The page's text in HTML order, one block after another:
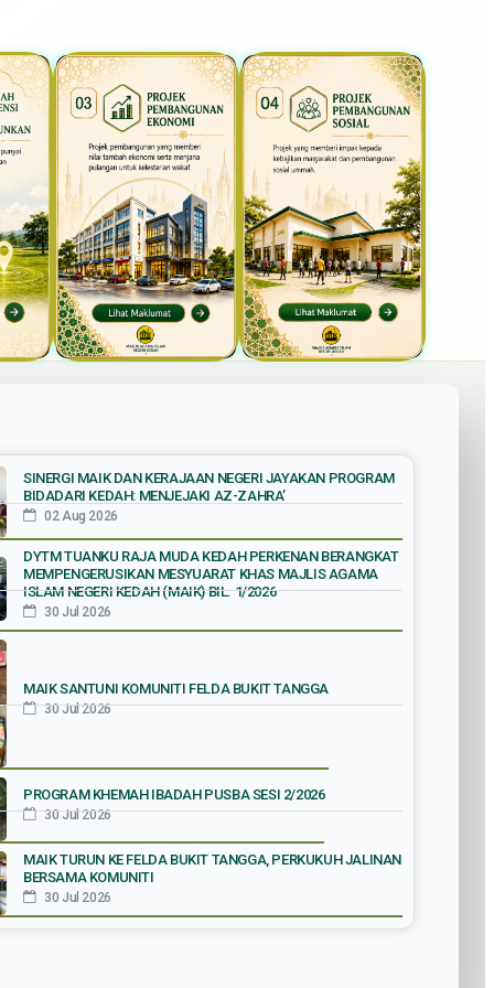
SINERGI MAIK DAN KERAJAAN NEGERI JAYAKAN PROGRAM
BIDADARI KEDAH: MENJEJAKI AZ-ZAHRA’
02 Aug 2026
DYTM TUANKU RAJA MUDA KEDAH PERKENAN BERANGKAT
MEMPENGERUSIKAN MESYUARAT KHAS MAJLIS AGAMA
ISLAM NEGERI KEDAH (MAIK) BIL. 1/2026
30 Jul 2026
MAIK SANTUNI KOMUNITI FELDA BUKIT TANGGA
30 Jul 2026
PROGRAM KHEMAH IBADAH PUSBA SESI 2/2026
30 Jul 2026
MAIK TURUN KE FELDA BUKIT TANGGA, PERKUKUH JALINAN
BERSAMA KOMUNITI
30 Jul 2026